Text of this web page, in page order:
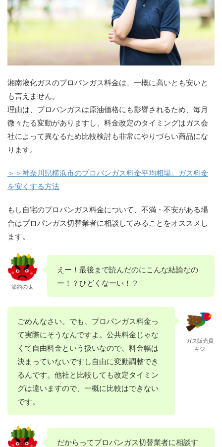
湘南液化ガスのプロパンガス料金は、一概に高いとも安いと
も言えません。
理由は、プロパンガスは原油価格にも影響されるため、毎月
微々たる変動がありますし、料金改定のタイミングはガス会
社によって異なるため比較検討も非常にやりづらい商品にな
ります。
＞＞神奈川県横浜市のプロパンガス料金平均相場。ガス料金
を安くする方法
もし自宅のプロパンガス料金について、不満・不安がある場
合はプロパンガス切替業者に相談してみることをオススメし
ます。
節約の鬼
えー！最後まで読んだのにこんな結論なの
ー！？ひどくなーい！？
ごめんなさい。でも、プロパンガス料金っ
て実際にそうなんですよ。公共料金じゃな
くて自由料金という扱いなので、料金幅は
決まっていないですし自由に変動調整でき
るんです。他社と比較しても改定タイミン
グは違いますので、一概に比較はできない
です。
ガス販売員
キジ
だからってプロパンガス切替業者に相談す